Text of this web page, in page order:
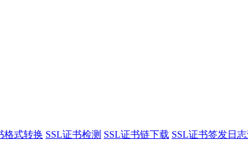
格式转换 SSL证书检测 SSL证书链下载 SSL证书签发日